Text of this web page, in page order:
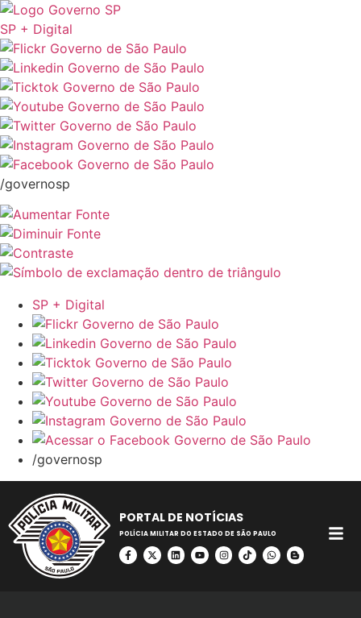
SP + Digital
/governosp
SP + Digital
/governosp
PORTAL DE NOTÍCIAS
POLÍCIA MILITAR DO ESTADO DE SÃO PAULO